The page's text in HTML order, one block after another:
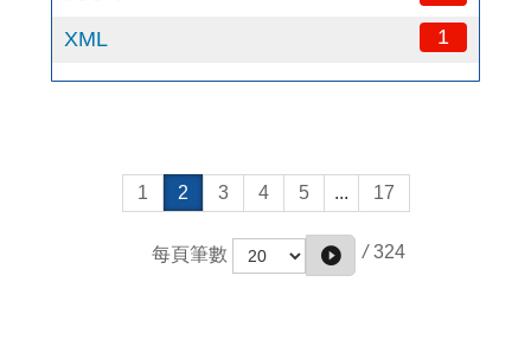
XML 1
1 2 3 4 5 ... 17
每頁筆數 / 324